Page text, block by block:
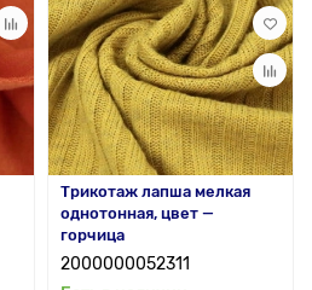
Трикотаж лапша мелкая
однотонная, цвет —
горчица
2000000052311